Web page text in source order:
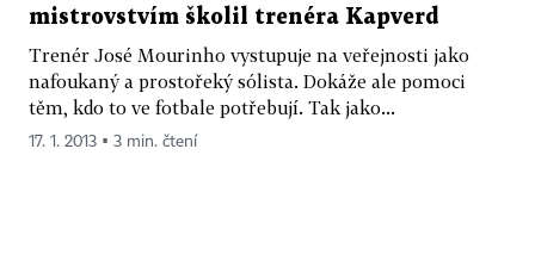
mistrovstvím školil trenéra Kapverd
Trenér José Mourinho vystupuje na veřejnosti jako
nafoukaný a prostořeký sólista. Dokáže ale pomoci
těm, kdo to ve fotbale potřebují. Tak jako...
17. 1. 2013 ▪ 3 min. čtení